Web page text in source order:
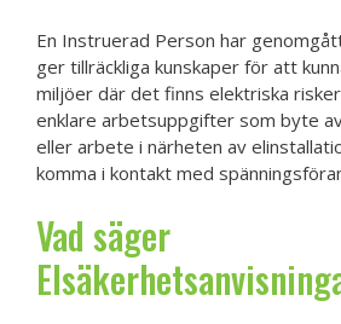
En Instruerad Person har
ger tillräckliga kunskaper för att
miljöer där det finns elektriska
enklare arbetsuppgifter som byte
eller arbete i närheten av
komma i kontakt med
Vad säger